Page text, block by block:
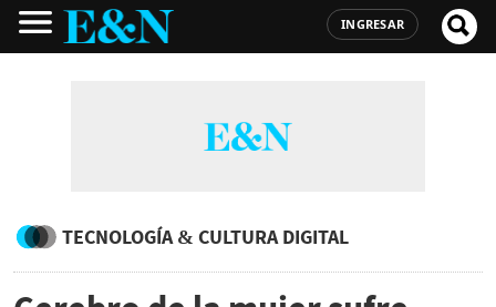
INGRESAR
TECNOLOGÍA & CULTURA DIGITAL